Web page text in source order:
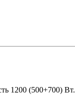
1200 (500+700) Вт.